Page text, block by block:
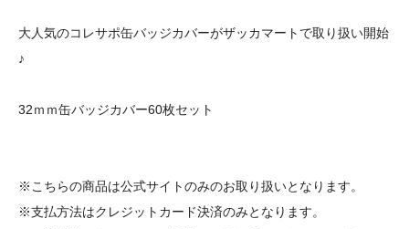
大人気のコレサポ缶バッジカバーがザッカマートで取り扱い開始
♪
32ｍｍ缶バッジカバー60枚セット
※こちらの商品は公式サイトのみのお取り扱いとなります。
※支払方法はクレジットカード決済のみとなります。